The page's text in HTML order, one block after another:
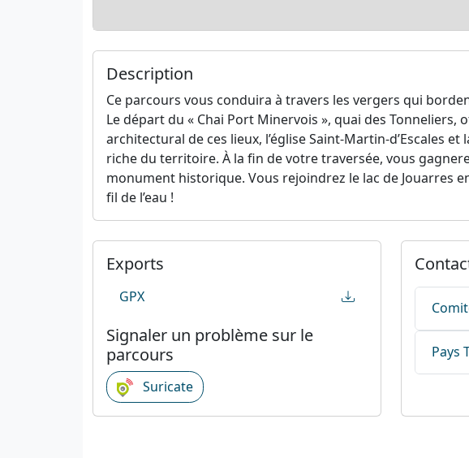
Description
Ce parcours vous conduira à travers les vergers qui
Le départ du « Chai Port Minervois », quai des
architectural de ces lieux, l’église Saint-Martin-d’Escales
riche du territoire. À la fin de votre traversée, vous
monument historique. Vous rejoindrez le lac de Jouarres
fil de l’eau !
Exports
GPX
Signaler un problème sur le
parcours
Suricate
Pays